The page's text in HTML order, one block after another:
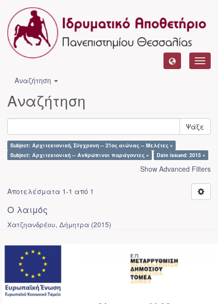
Αναζήτηση
Αναζήτηση
Ψάξε
Subject: Αρχιτεκτονική, Σύγχρονη -- 21ος αιώνας -- Μελέτες ×
Subject: Αρχιτεκτονική -- Ανθρώπινοι παράγοντες ×
Date issued: 2015 ×
Show Advanced Filters
Αποτελέσματα 1-1 από 1
Ο λαιμός
Χατζηανδρέου, Δήμητρα (2015)